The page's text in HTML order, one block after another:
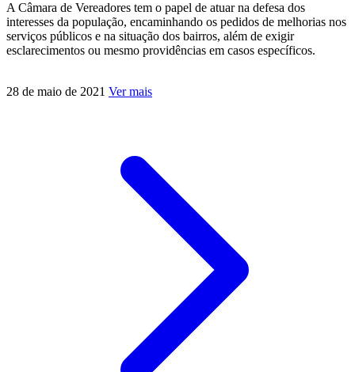
A Câmara de Vereadores tem o papel de atuar na defesa dos
interesses da população, encaminhando os pedidos de melhorias nos
serviços públicos e na situação dos bairros, além de exigir
esclarecimentos ou mesmo providências em casos específicos.
28 de maio de 2021 Ver mais